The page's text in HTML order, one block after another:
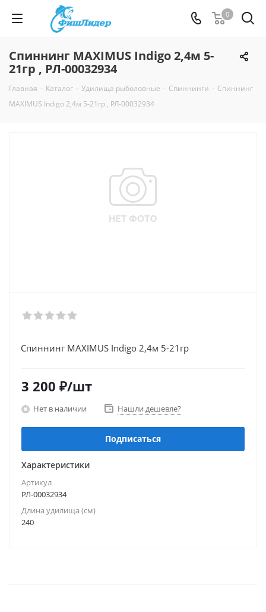
0
Спиннинг MAXIMUS Indigo 2,4м 5-
21гр , РЛ-00032934
Главная - Каталог - Удилища рыболовные - Спиннинги - Спиннинг
MAXIMUS Indigo 2,4м 5-21гр , РЛ-00032934
Спиннинг MAXIMUS Indigo 2,4м 5-21гр
3 200 ₽/шт
Нет в наличии Нашли дешевле?
Подписаться
Характеристики
Артикул
РЛ-00032934
Длина удилища (см)
240